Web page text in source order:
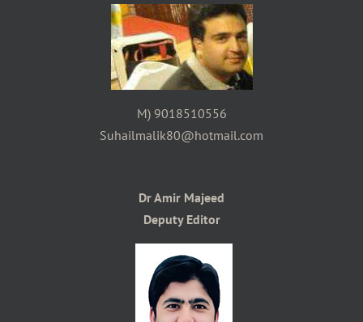
M) 9018510556
Suhailmalik80@hotmail.com
Dr Amir Majeed
Deputy Editor